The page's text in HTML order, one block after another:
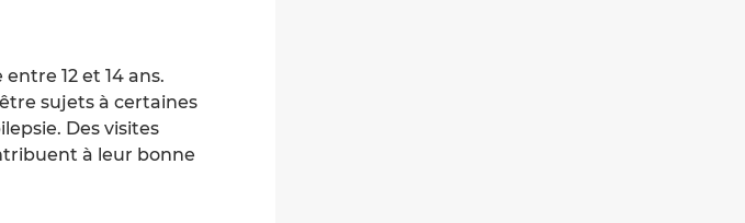
12 et 14 ans.
sujets à certaines
Des visites
à leur bonne